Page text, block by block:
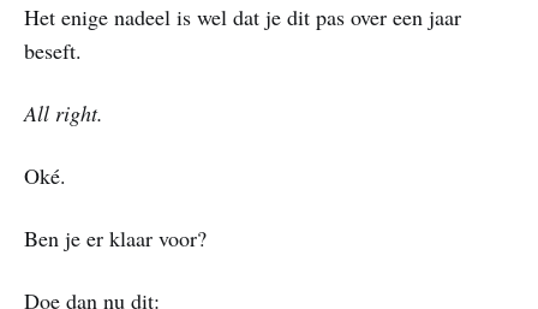
Het enige nadeel is wel dat je dit pas over een jaar
beseft.
All right.
Oké.
Ben je er klaar voor?
Doe dan nu dit: